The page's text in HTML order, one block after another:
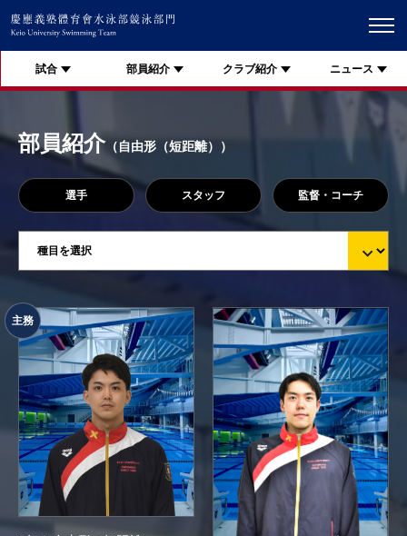
試合 部員紹介 クラブ紹介 ニュース
部員紹介（自由形（短距離））
選手 スタッフ 監督・コーチ
主務